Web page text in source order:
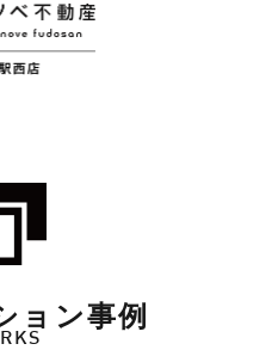
ョン事例